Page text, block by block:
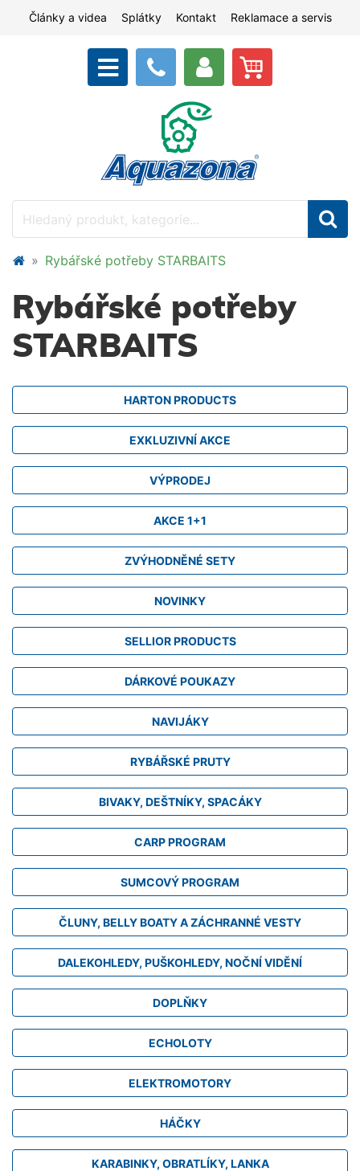
Články a videa Splátky Kontakt Reklamace a servis
Rybářské potřeby STARBAITS
Rybářské potřeby
STARBAITS
HARTON PRODUCTS
EXKLUZIVNÍ AKCE
VÝPRODEJ
AKCE 1+1
ZVÝHODNĚNÉ SETY
NOVINKY
SELLIOR PRODUCTS
DÁRKOVÉ POUKAZY
NAVIJÁKY
RYBÁŘSKÉ PRUTY
BIVAKY, DEŠTNÍKY, SPACÁKY
CARP PROGRAM
SUMCOVÝ PROGRAM
ČLUNY, BELLY BOATY A ZÁCHRANNÉ VESTY
DALEKOHLEDY, PUŠKOHLEDY, NOČNÍ VIDĚNÍ
DOPLŇKY
ECHOLOTY
ELEKTROMOTORY
HÁČKY
KARABINKY, OBRATLÍKY, LANKA